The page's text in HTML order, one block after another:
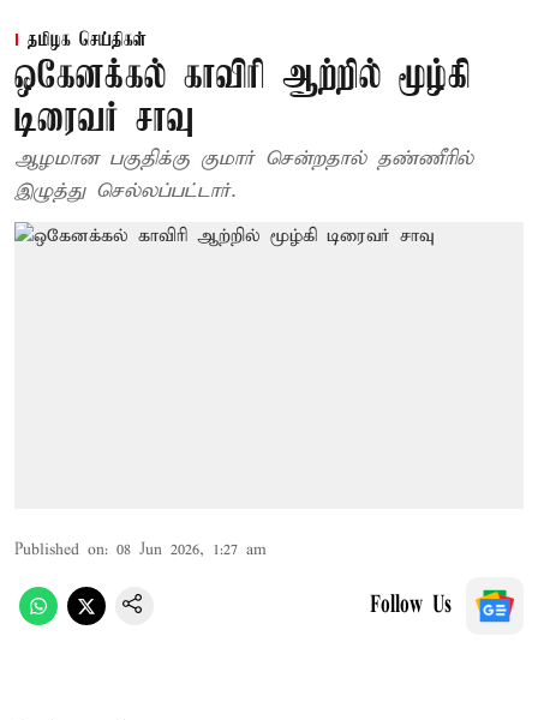
தமிழக செய்திகள்
ஒகேனக்கல் காவிரி ஆற்றில் மூழ்கி
டிரைவர் சாவு
ஆழமான பகுதிக்கு குமார் சென்றதால் தண்ணீரில்
இழுத்து செல்லப்பட்டார்.
Published on: 08 Jun 2026, 1:27 am
Follow Us